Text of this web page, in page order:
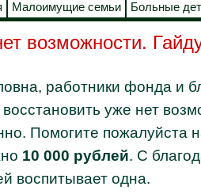
Малоимущие семьи Больные
возможности.
работники фонда и
уже нет
Помогите
10 000 рублей. С
воспитывает одна.